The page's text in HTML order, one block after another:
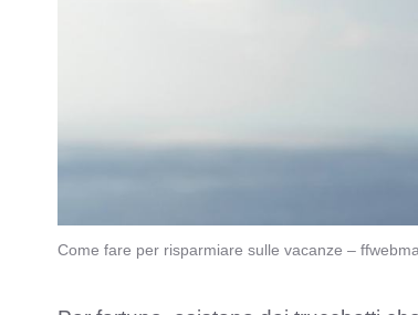
Come fare per risparmiare sulle vacanze –